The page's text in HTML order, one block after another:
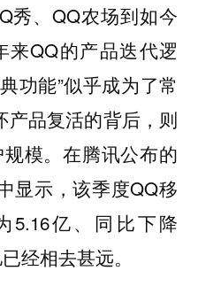
秀、QQ农场到如今
来QQ的产品迭代逻
功能”似乎成为了常
产品复活的背后，则
模。在腾讯公布的
显示，该季度QQ移
5.16亿、同比下降
经相去甚远。